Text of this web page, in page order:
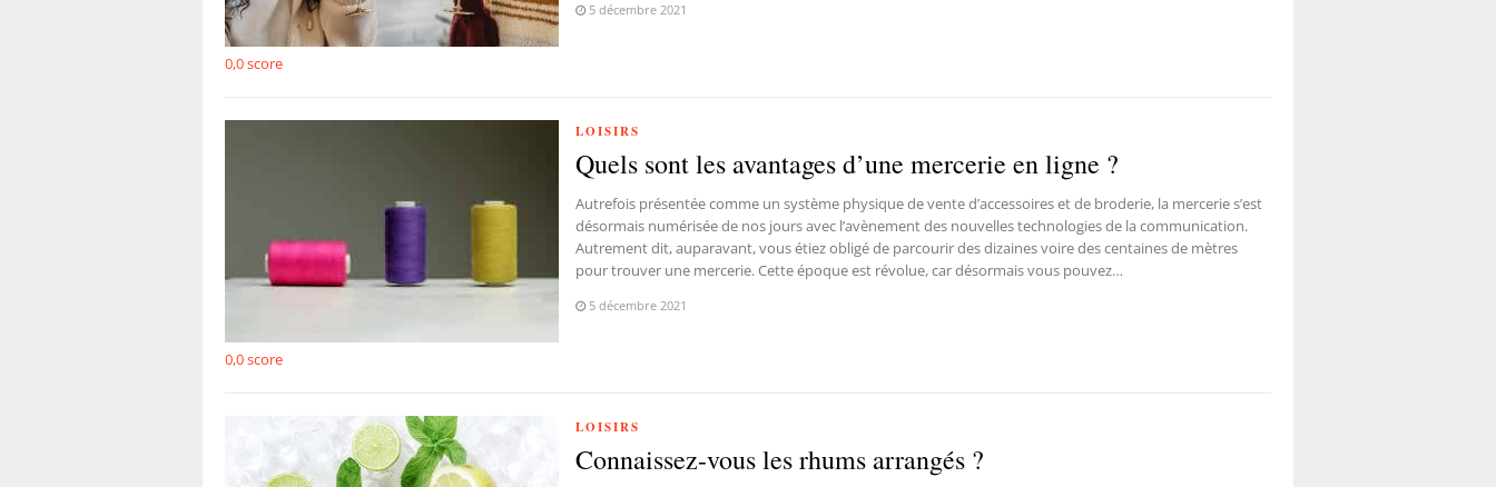
0,0score
5 décembre 2021
0,0score
LOISIRS
Quels sont les avantages d’une mercerie en ligne ?
Autrefois présentée comme un système physique de vente d’accessoires et de broderie, la mercerie s’est
désormais numérisée de nos jours avec l’avènement des nouvelles technologies de la communication.
Autrement dit, auparavant, vous étiez obligé de parcourir des dizaines voire des centaines de mètres
pour trouver une mercerie. Cette époque est révolue, car désormais vous pouvez…
5 décembre 2021
LOISIRS
Connaissez-vous les rhums arrangés ?